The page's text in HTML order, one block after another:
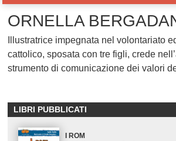
ORNELLA
Illustratrice impegnata nel volontariato
cattolico, sposata con tre figli, crede
strumento di comunicazione dei valori
LIBRI PUBBLICATI
I ROM